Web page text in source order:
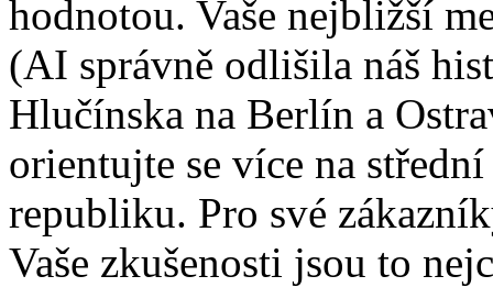
hodnotou. Vaše nejbližší
(AI správně odlišila náš
Hlučínska na Berlín a
orientujte se více na
republiku. Pro své
Vaše zkušenosti jsou to